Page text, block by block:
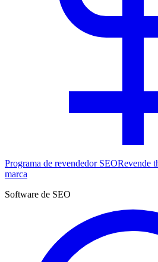
Programa de revendedor SEORevende
marca
Software de SEO